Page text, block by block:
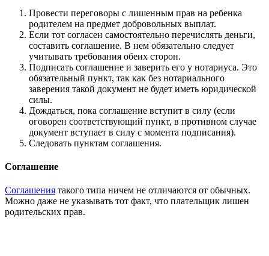
Провести переговоры с лишенным прав на ребенка
родителем на предмет добровольных выплат.
Если тот согласен самостоятельно перечислять деньги,
составить соглашение. В нем обязательно следует
учитывать требования обеих сторон.
Подписать соглашение и заверить его у нотариуса. Это
обязательный пункт, так как без нотариального
заверения такой документ не будет иметь юридической
силы.
Дождаться, пока соглашение вступит в силу (если
оговорен соответствующий пункт, в противном случае
документ вступает в силу с момента подписания).
Следовать пунктам соглашения.
Соглашение
Соглашения такого типа ничем не отличаются от обычных.
Можно даже не указывать тот факт, что плательщик лишен
родительских прав.